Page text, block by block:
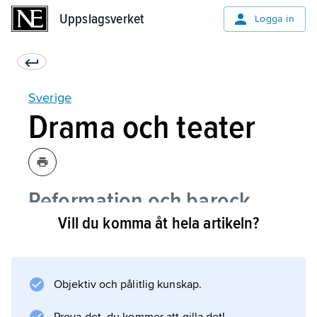
Uppslagsverket Logga in
Sverige
Drama och teater
Reformation och barock
Realism, naturalism och
Vill du komma åt hela artikeln?
Objektiv och pålitlig kunskap.